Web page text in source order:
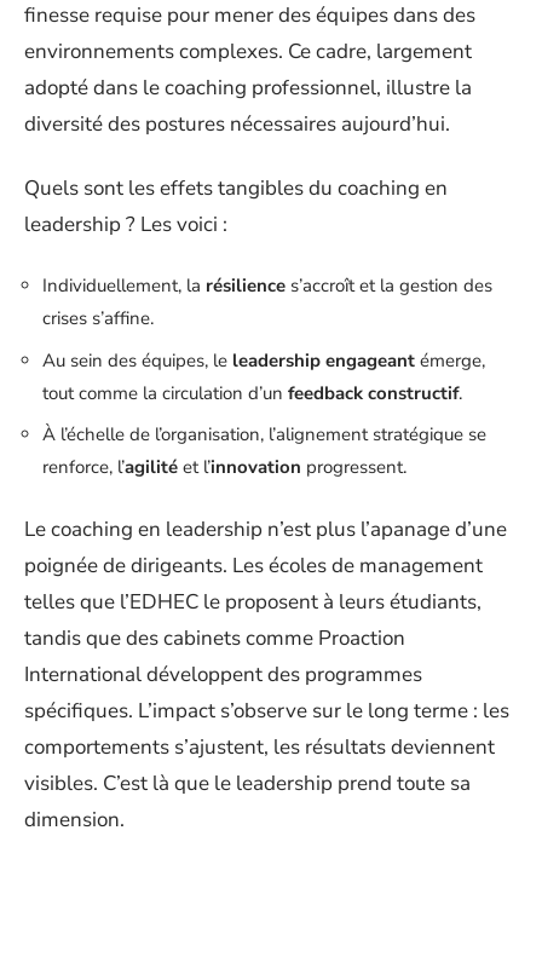
finesse requise pour mener des équipes dans des
environnements complexes. Ce cadre, largement
adopté dans le coaching professionnel, illustre la
diversité des postures nécessaires aujourd’hui.
Quels sont les effets tangibles du coaching en
leadership ? Les voici :
Individuellement, la résilience s’accroît et la gestion des
crises s’affine.
Au sein des équipes, le leadership engageant émerge,
tout comme la circulation d’un feedback constructif.
À l’échelle de l’organisation, l’alignement stratégique se
renforce, l’agilité et l’innovation progressent.
Le coaching en leadership n’est plus l’apanage d’une
poignée de dirigeants. Les écoles de management
telles que l’EDHEC le proposent à leurs étudiants,
tandis que des cabinets comme Proaction
International développent des programmes
spécifiques. L’impact s’observe sur le long terme : les
comportements s’ajustent, les résultats deviennent
visibles. C’est là que le leadership prend toute sa
dimension.